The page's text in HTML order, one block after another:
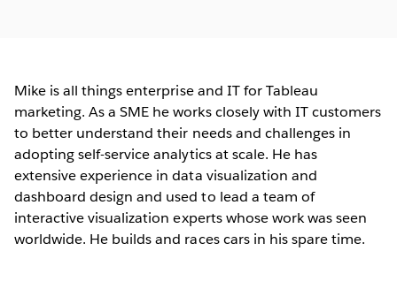
Mike is all things enterprise and IT for Tableau
marketing. As a SME he works closely with IT customers
to better understand their needs and challenges in
adopting self-service analytics at scale. He has
extensive experience in data visualization and
dashboard design and used to lead a team of
interactive visualization experts whose work was seen
worldwide. He builds and races cars in his spare time.